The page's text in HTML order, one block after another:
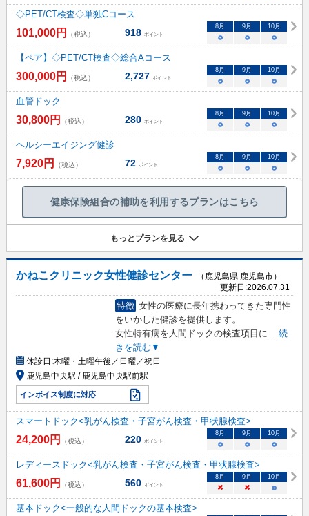
◇PET/CT検査◇単独Cコース
101,000円 （税込） 918 ポイント
8月 9月 10月
○ ○ ○
【ペア】◇PET/CT検査◇総合Aコース
300,000円 （税込） 2,727 ポイント
8月 9月 10月
○ ○ ○
血管ドック
30,800円 （税込） 280 ポイント
8月 9月 10月
○ ○ ○
ヘルシーエイジング健診
7,920円 （税込） 72 ポイント
8月 9月 10月
○ ○ ○
健康保険組合の補助を利用するプランはこちら
もっとプランを見る
かねこクリニック女性健診センター
（鹿児島県 鹿児島市）
更新日:2026.07.31
特徴 女性の医療に長年携わってきた専門性
をいかした健診を提供します。
女性特有病を人間ドックの検査項目に... 続
きを読む▼
休診日:木曜・土曜午後／日曜／祝日
鹿児島中央駅 / 鹿児島中央駅前駅
インボイス制度に対応
スマートドック<乳がん検査・子宮がん検査・甲状腺検査>
24,200円 （税込） 220 ポイント
8月 9月 10月
○ ○ ○
レディースドック<乳がん検査・子宮がん検査・甲状腺検査>
61,600円 （税込） 560 ポイント
8月 9月 10月
× × ○
基本ドック<一般的な人間ドックの基本検査>